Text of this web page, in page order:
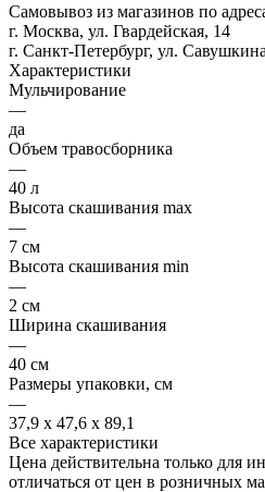
Самовывоз из магазинов по
г. Москва, ул. Гвардейская, 14
г. Санкт-Петербург, ул.
Характеристики
Мульчирование
—
да
Объем травосборника
—
40 л
Высота скашивания max
—
7 см
Высота скашивания min
—
2 см
Ширина скашивания
—
40 см
Размеры упаковки, см
—
37,9 х 47,6 х 89,1
Все характеристики
Цена действительна только для
отличаться от цен в розничных